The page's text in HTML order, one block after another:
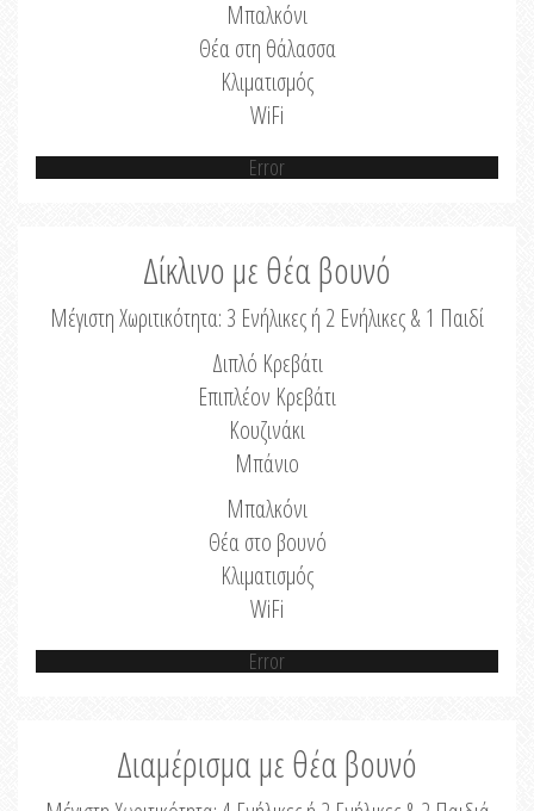
Μπαλκόνι
Θέα στη θάλασσα
Κλιματισμός
WiFi
Error
Δίκλινο με θέα βουνό
Μέγιστη Χωριτικότητα: 3 Ενήλικες ή 2 Ενήλικες & 1 Παιδί
Διπλό Κρεβάτι
Επιπλέον Κρεβάτι
Κουζινάκι
Μπάνιο
Μπαλκόνι
Θέα στο βουνό
Κλιματισμός
WiFi
Error
Διαμέρισμα με θέα βουνό